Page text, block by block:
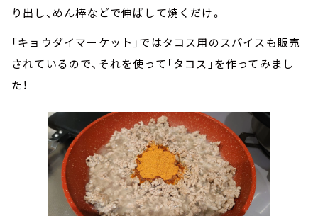
り出し、めん棒などで伸ばして焼くだけ。
「キョウダイマーケット」ではタコス用のスパイスも販売
されているので、それを使って「タコス」を作ってみまし
た！